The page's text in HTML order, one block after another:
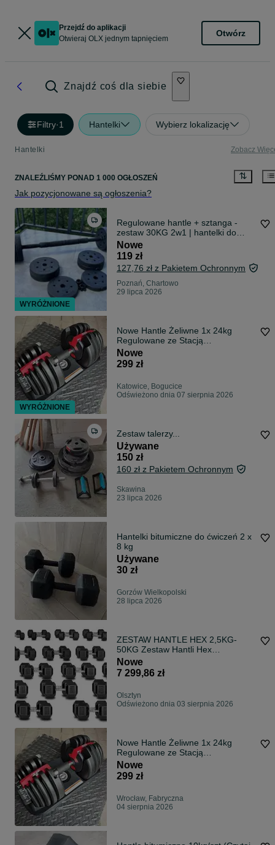
Przejdź do aplikacji
Otwieraj OLX jednym tapnięciem
Otwórz
Znajdź coś dla siebie
Filtry·1 Hantelki Wybierz lokalizację
Hantelki Zobacz
ZNALEŹLIŚMY PONAD 1 000 OGŁOSZEŃ
Jak pozycjonowane są ogłoszenia?
Regulowane hantle + sztanga -
zestaw 30KG 2w1 | hantelki do
ćwiczeń 15x2 kg
Nowe
119 zł
127,76 zł z Pakietem Ochronnym
Poznań, Chartowo
29 lipca 2026
Nowe Hantle Żeliwne 1x 24kg
Regulowane ze Stacją
Automatyczne Lub 2x Sztuki - fv
Nowe
299 zł
Katowice, Bogucice
Odświeżono dnia 07 sierpnia 2026
Zestaw talerzy...
Używane
150 zł
160 zł z Pakietem Ochronnym
Skawina
23 lipca 2026
Hantelki bitumiczne do ćwiczeń 2 x
8 kg
Używane
30 zł
Gorzów Wielkopolski
28 lipca 2026
ZESTAW HANTLE HEX 2,5KG-
50KG Zestaw Hantli Hex
Gumowanych 2x2,5kg - 2x50kg
Hantle Stałe Zestaw 1050kg
Nowe
7 299,86 zł
Olsztyn
Odświeżono dnia 03 sierpnia 2026
Nowe Hantle Żeliwne 1x 24kg
Regulowane ze Stacją
Automatyczne Lub 2x Sztuki - fv
Nowe
299 zł
Wrocław, Fabryczna
04 sierpnia 2026
WYRÓŻNIONE
WYRÓŻNIONE